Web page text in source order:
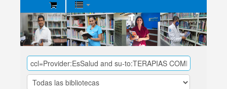
Biblioteca
Central
EsSalud